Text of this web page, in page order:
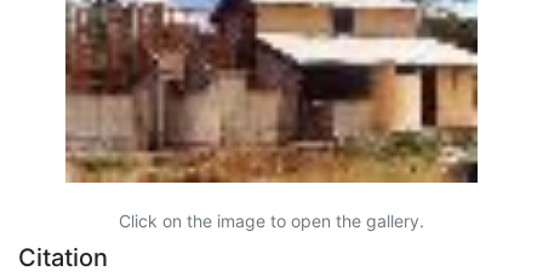
Click on the image to open the gallery.
Citation